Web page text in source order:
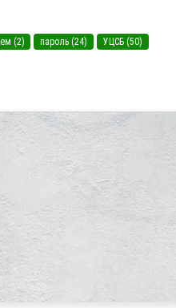
(2) пароль (24)
УЦСБ (50)